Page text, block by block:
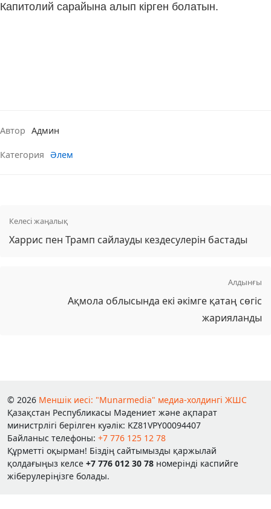
Капитолий сарайына алып кірген болатын.
Автор Админ
Категория Әлем
Келесі жаңалық
Харрис пен Трамп сайлауды кездесулерін бастады
Алдынғы
Ақмола облысында екі әкімге қатаң сөгіс
жарияланды
© 2026 Меншік иесі: "Munarmedia" медиа-холдингі ЖШС
Қазақстан Республикасы Мәдениет және ақпарат
министрлігі берілген куәлік: KZ81VPY00094407
Байланыс телефоны: +7 776 125 12 78
Құрметті оқырман! Біздің сайтымызды қаржылай
қолдағыңыз келсе +7 776 012 30 78 номерінді каспийге
жіберулеріңізге болады.